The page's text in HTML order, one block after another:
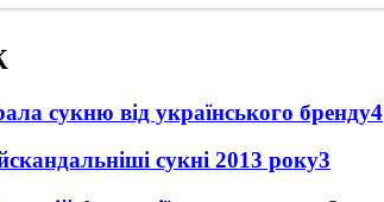
сукню від українського бренду4
сукні 2013 року3